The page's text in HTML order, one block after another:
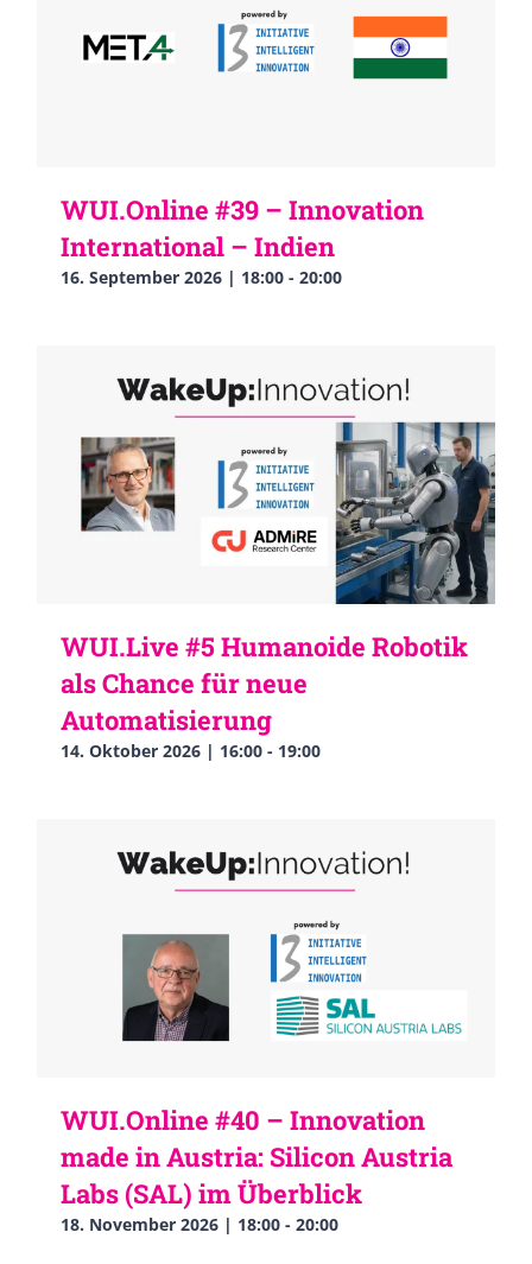
WUI.Online #39 – Innovation
International – Indien
16. September 2026 | 18:00 - 20:00
WUI.Live #5 Humanoide Robotik
als Chance für neue
Automatisierung
14. Oktober 2026 | 16:00 - 19:00
WUI.Online #40 – Innovation
made in Austria: Silicon Austria
Labs (SAL) im Überblick
18. November 2026 | 18:00 - 20:00